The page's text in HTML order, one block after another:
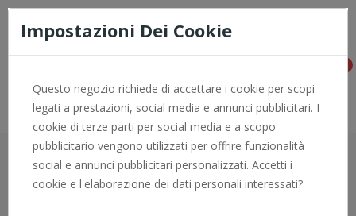
Consegna rapida e pagamenti sicuri con PayPal - per info +0966
774646
Home Particolari Trasmissione
Kit Giunti
KIT GIUNTO OMOCINETICO FI1140K GENERAL RICAMBI
Impostazioni Dei Cookie
Questo negozio richiede di accettare i cookie per scopi
legati a prestazioni, social media e annunci pubblicitari. I
cookie di terze parti per social media e a scopo
pubblicitario vengono utilizzati per offrire funzionalità
social e annunci pubblicitari personalizzati. Accetti i
cookie e l'elaborazione dei dati personali interessati?